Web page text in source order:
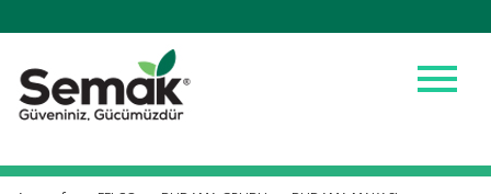
menu